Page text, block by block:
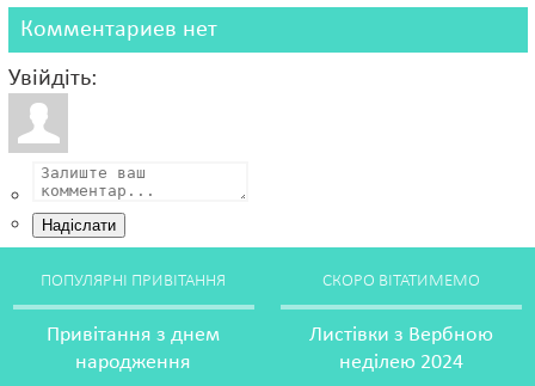
Комментариев нет
Увійдіть:
Надіслати
ПОПУЛЯРНІ ПРИВІТАННЯ
Привітання з днем
народження
СКОРО ВІТАТИМЕМО
Листівки з Вербною
неділею 2024